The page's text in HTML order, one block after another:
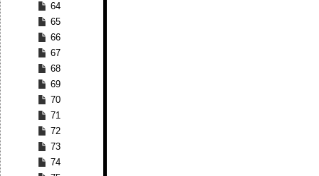
64
65
66
67
68
69
70
71
72
73
74